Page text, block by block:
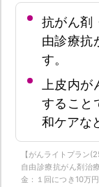
抗がん剤
由診療抗
す。
上皮内
すること
和ケアな
【がんライトプラン
自由診療抗がん剤治
金：１回につき10万